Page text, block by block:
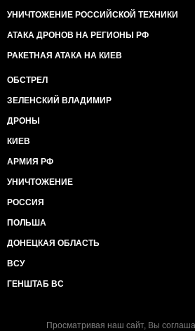
УНИЧТОЖЕНИЕ РОССИЙСКОЙ ТЕХНИКИ
АТАКА ДРОНОВ НА РЕГИОНЫ РФ
РАКЕТНАЯ АТАКА НА КИЕВ
ОБСТРЕЛ
ЗЕЛЕНСКИЙ ВЛАДИМИР
ДРОНЫ
КИЕВ
АРМИЯ РФ
УНИЧТОЖЕНИЕ
РОССИЯ
ПОЛЬША
ДОНЕЦКАЯ ОБЛАСТЬ
ВСУ
ГЕНШТАБ ВС
Просматривая наш сайт, Вы